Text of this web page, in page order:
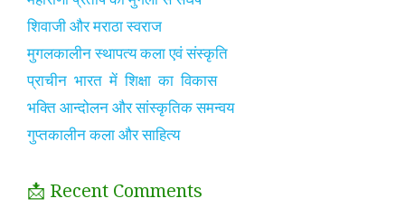
शिवाजी और मराठा स्वराज
मुगलकालीन स्थापत्य कला एवं संस्कृति
प्राचीन भारत में शिक्षा का विकास
भक्ति आन्दोलन और सांस्कृतिक समन्वय
गुप्तकालीन कला और साहित्य
📩 Recent Comments